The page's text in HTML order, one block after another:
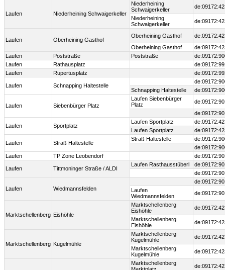
Laufen Niederheining Schwaigerkeller
Niederheining
Schwaigerkeller
Niederheining
Schwaigerkeller
Laufen Oberheining Gasthof
Oberheining Gasthof
Oberheining Gasthof
Laufen
Poststraße Poststraße
Laufen
Rathausplatz
Laufen
Rupertusplatz
Laufen Schnapping Haltestelle
Schnapping Haltestelle
Laufen Siebenbürger Platz
Laufen Siebenbürger
Platz
Laufen Sportplatz
Laufen Sportplatz
Laufen Sportplatz
Laufen Straß Haltestelle
Straß Haltestelle
Laufen
TP Zone Leobendorf
Laufen Tittmoninger Straße / ALDI
Laufen Rasthausstüberl
Laufen Wiedmannsfelden
Laufen
Wiedmannsfelden
Marktschellenberg Eishöhle
Marktschellenberg
Eishöhle
Marktschellenberg
Eishöhle
Marktschellenberg Kugelmühle
Marktschellenberg
Kugelmühle
Marktschellenberg
Kugelmühle
Marktschellenberg